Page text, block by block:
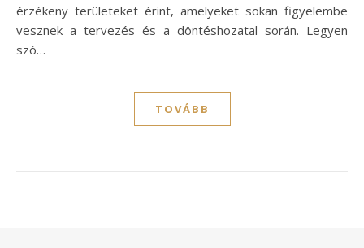
érzékeny területeket érint, amelyeket sokan figyelembe
vesznek a tervezés és a döntéshozatal során. Legyen
szó…
TOVÁBB